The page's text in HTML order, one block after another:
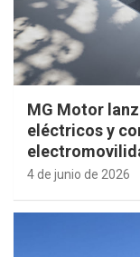
MG Motor
eléctricos y
4 de junio de 2026